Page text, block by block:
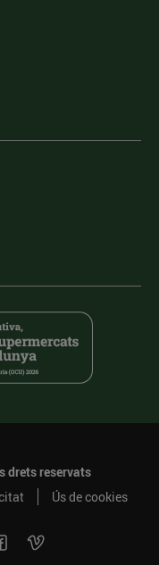
drets reservats
Ús de cookies